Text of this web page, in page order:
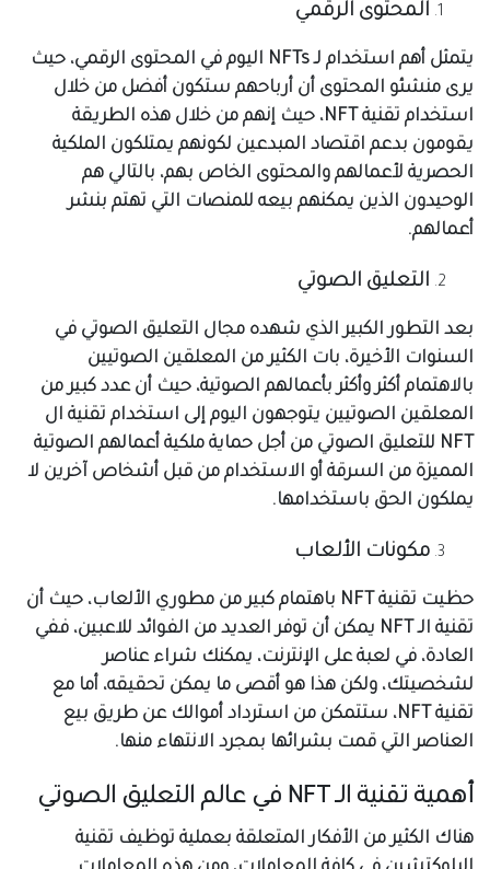
المحتوى الرقمي
يتمثل أهم استخدام لـ NFTs اليوم في المحتوى الرقمي، حيث
يرى منشئو المحتوى أن أرباحهم ستكون أفضل من خلال
استخدام تقنية NFT، حيث إنهم من خلال هذه الطريقة
يقومون بدعم اقتصاد المبدعين لكونهم يمتلكون الملكية
الحصرية لأعمالهم والمحتوى الخاص بهم، بالتالي هم
الوحيدون الذين يمكنهم بيعه للمنصات التي تهتم بنشر
أعمالهم.
التعليق الصوتي
بعد التطور الكبير الذي شهده مجال التعليق الصوتي في
السنوات الأخيرة، بات الكثير من المعلقين الصوتيين
بالاهتمام أكثر وأكثر بأعمالهم الصوتية، حيث أن عدد كبير من
المعلقين الصوتيين يتوجهون اليوم إلى استخدام تقنية ال
NFT للتعليق الصوتي من أجل حماية ملكية أعمالهم الصوتية
المميزة من السرقة أو الاستخدام من قبل أشخاص آخرين لا
يملكون الحق باستخدامها.
مكونات الألعاب
حظيت تقنية NFT باهتمام كبير من مطوري الألعاب، حيث أن
تقنية الـ NFT يمكن أن توفر العديد من الفوائد للاعبين، ففي
العادة، في لعبة على الإنترنت، يمكنك شراء عناصر
لشخصيتك، ولكن هذا هو أقصى ما يمكن تحقيقه، أما مع
تقنية NFT، ستتمكن من استرداد أموالك عن طريق بيع
العناصر التي قمت بشرائها بمجرد الانتهاء منها.
أهمية تقنية الـ NFT في عالم التعليق الصوتي
هناك الكثير من الأفكار المتعلقة بعملية توظيف تقنية